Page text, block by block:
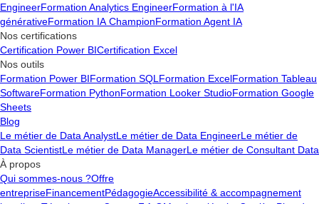
EngineerFormation Analytics EngineerFormation à l'IA
générativeFormation IA ChampionFormation Agent IA
Nos certifications
Certification Power BICertification Excel
Nos outils
Formation Power BIFormation SQL Formation ExcelFormation Tableau
SoftwareFormation PythonFormation Looker StudioFormation Google
Sheets
Blog
Le métier de Data AnalystLe métier de Data EngineerLe métier de
Data ScientistLe métier de Data ManagerLe métier de Consultant Data
À propos
Qui sommes-nous ?Offre
entrepriseFinancementPédagogieAccessibilité & accompagnement